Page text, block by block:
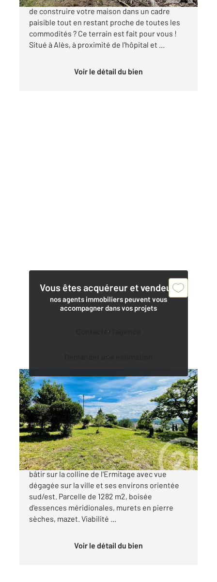
de construire votre maison dans un cadre
paisible tout en restant proche de toutes les
commodités ? Ce terrain est fait pour vous !
Situé à Alès, à proximité de l'hôpital et ...
Voir le détail du bien
Vous êtes acquéreur et vendeur,
nos agents immobiliers peuvent vous
accompagner dans vos projets
Contacter l'agence
Demander une estimation
ALES 30
1282 m2
Ref : 137
Terrain à vendre
190 000 €
Situation exceptionnelle pour ce terrain plat à
bâtir sur la colline de l'Ermitage avec vue
dégagée sur la ville et ses environs orientée
sud/est. Parcelle de 1282 m2, boisée
d'essences méridionales, murets en pierre
sèches, mazet. Viabilité ...
Voir le détail du bien